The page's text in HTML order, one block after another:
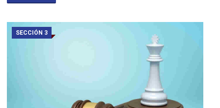
SECCIÓN 3